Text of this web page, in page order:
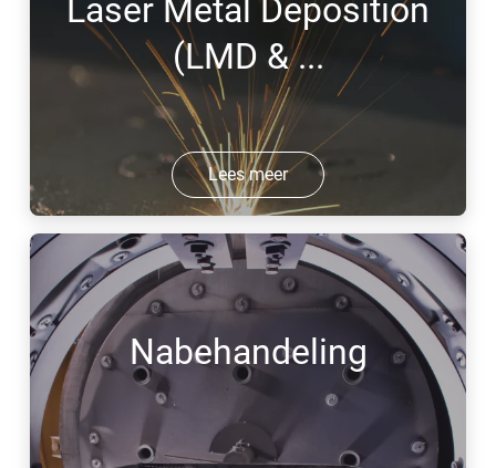
Laser Metal Deposition
(LMD & ...
Lees meer
Nabehandeling